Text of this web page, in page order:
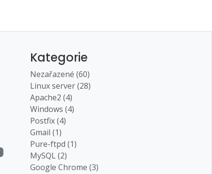
Kategorie
Nezařazené (60)
Linux server (28)
Apache2 (4)
Windows (4)
Postfix (4)
Gmail (1)
Pure-ftpd (1)
MySQL (2)
Google Chrome (3)